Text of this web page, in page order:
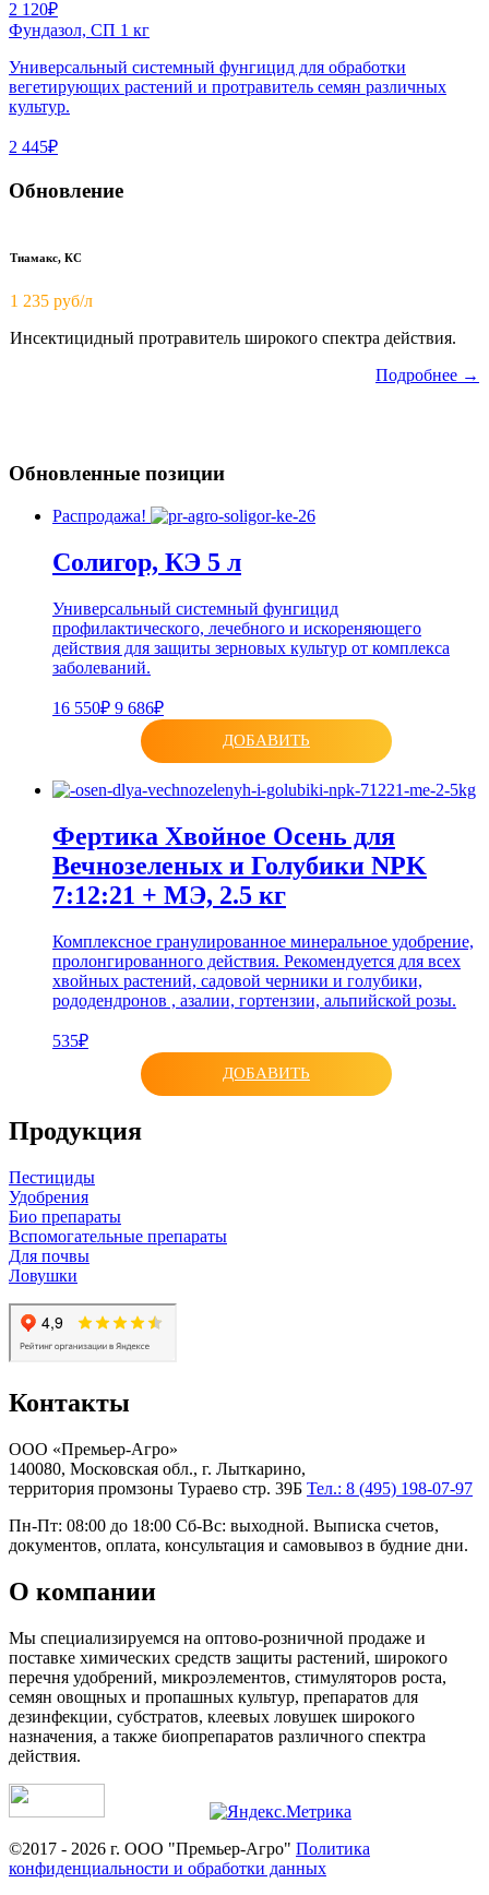
2 120₽
Фундазол, СП 1 кг
Универсальный системный фунгицид для обработки
вегетирующих растений и протравитель семян различных
культур.
2 445₽
Обновление
Тиамакс, КС
1 235 руб/л
Инсектицидный протравитель широкого спектра действия.
Подробнее →
Обновленные позиции
Распродажа!
Солигор, КЭ 5 л
Универсальный системный фунгицид
профилактического, лечебного и искореняющего
действия для защиты зерновых культур от комплекса
заболеваний.
16 550₽ 9 686₽
ДОБАВИТЬ
Фертика Хвойное Осень для
Вечнозеленых и Голубики NPK
7:12:21 + МЭ, 2.5 кг
Комплексное гранулированное минеральное удобрение,
пролонгированного действия. Рекомендуется для всех
хвойных растений, садовой черники и голубики,
рододендронов , азалии, гортензии, альпийской розы.
535₽
ДОБАВИТЬ
Продукция
Пестициды
Удобрения
Био препараты
Вспомогательные препараты
Для почвы
Ловушки
Контакты
ООО «Премьер-Агро»
140080, Московская обл., г. Лыткарино,
территория промзоны Тураево стр. 39Б Тел.: 8 (495) 198-07-97
Пн-Пт: 08:00 до 18:00 Сб-Вс: выходной. Выписка счетов,
документов, оплата, консультация и самовывоз в будние дни.
О компании
Мы специализируемся на оптово-розничной продаже и
поставке химических средств защиты растений, широкого
перечня удобрений, микроэлементов, стимуляторов роста,
семян овощных и пропашных культур, препаратов для
дезинфекции, субстратов, клеевых ловушек широкого
назначения, а также биопрепаратов различного спектра
действия.
©2017 - 2026 г. ООО "Премьер-Агро" Политика
конфиденциальности и обработки данных